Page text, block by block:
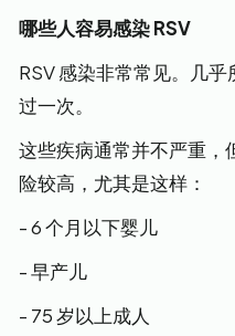
哪些人容易感染 RSV
RSV 感染非常常见。几
过一次。
这些疾病通常并不严重，
险较高，尤其是这样：
- 6 个月以下婴儿
- 早产儿
- 75 岁以上成人